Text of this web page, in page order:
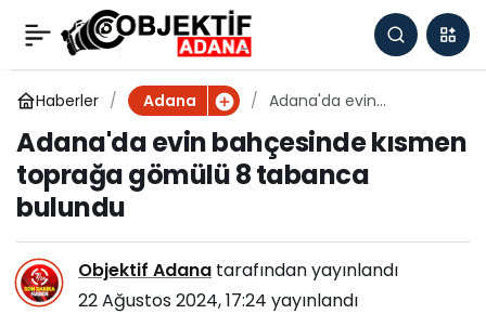
Haberler Adana
Adana'da evin
toprağa gömülü 8
tabanca bulundu
Adana'da evin bahçesinde kısmen
toprağa gömülü 8 tabanca
bulundu
Objektif Adana tarafından yayınlandı
22 Ağustos 2024, 17:24 yayınlandı
Adana'da evin
bahçesinde kısmen
toprağa gömülü 8
tabanca bulundu